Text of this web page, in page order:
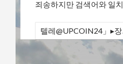
죄송하지만 검색어와 일
다음 검색: